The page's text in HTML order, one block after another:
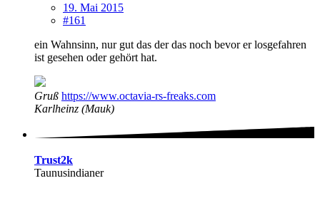
19. Mai 2015
#161
ein Wahnsinn, nur gut das der das noch bevor er losgefahren
ist gesehen oder gehört hat.
Gruß https://www.octavia-rs-freaks.com
Karlheinz (Mauk)
Trust2k
Taunusindianer